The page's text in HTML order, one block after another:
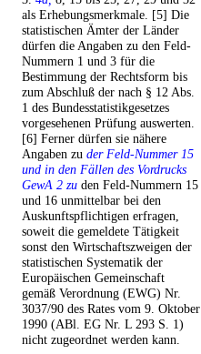
als Erhebungsmerkmale. [5] Die
statistischen Ämter der Länder
dürfen die Angaben zu den Feld-
Nummern 1 und 3 für die
Bestimmung der Rechtsform bis
zum Abschluß der nach § 12 Abs.
1 des Bundesstatistikgesetzes
vorgesehenen Prüfung auswerten.
[6] Ferner dürfen sie nähere
Angaben zu der Feld-Nummer 15
und in den Fällen des Vordrucks
GewA 2 zu den Feld-Nummern 15
und 16 unmittelbar bei den
Auskunftspflichtigen erfragen,
soweit die gemeldete Tätigkeit
sonst den Wirtschaftszweigen der
statistischen Systematik der
Europäischen Gemeinschaft
gemäß Verordnung (EWG) Nr.
3037/90 des Rates vom 9. Oktober
1990 (ABl. EG Nr. L 293 S. 1)
nicht zugeordnet werden kann.